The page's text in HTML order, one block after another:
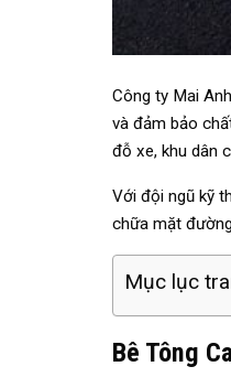
Công ty Mai
và đảm bảo
đỗ xe, khu dân
Với đội ngũ kỹ
chữa mặt
Mục lục
Bê Tông